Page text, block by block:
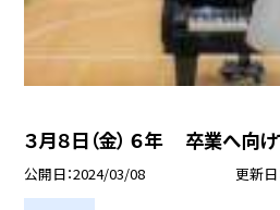
３月８日（金） ６年 卒業へ向
公開日 2024/03/08 更新日